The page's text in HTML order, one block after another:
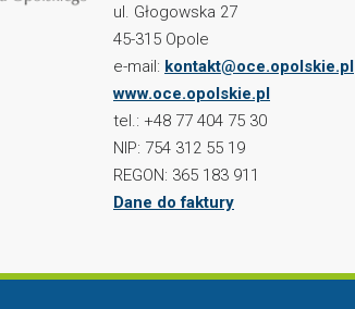
ul. Głogowska 27
45-315 Opole
e-mail: kontakt@oce.opolskie.pl
www.oce.opolskie.pl
tel.: +48 77 404 75 30
NIP: 754 312 55 19
REGON: 365 183 911
Dane do faktury